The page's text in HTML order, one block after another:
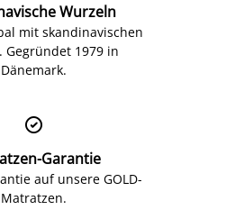
Wurzeln
mit skandinavischen
Gegründet 1979 in
Dänemark.

Garantie
auf unsere GOLD-
Matratzen.